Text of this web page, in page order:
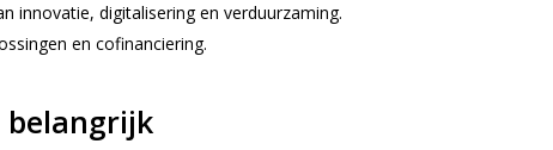
innovatie, digitalisering en verduurzaming.
en cofinanciering.
belangrijk